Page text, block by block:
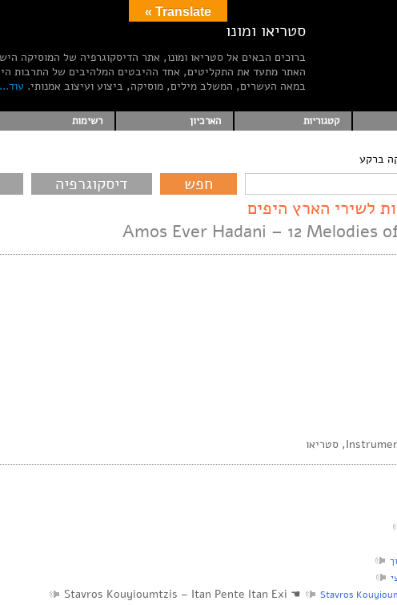
סטריאו ומונו
ברוכים הבאים אל סטריאו ומונו, אתר הדיסקוגרפיה של המוסיקה
האתר מתעד את התקליטים, אחד ההיבטים המלהיבים של התרבות
במאה העשרים, המשלב מילים, מוסיקה, ביצוע ועיצוב אמנותי. עוד...
קטגוריות הארכיון רשימות
ברקע
דיסקוגרפיה
Amos Ever Hadani – 12 Melodies
☚
Translate »